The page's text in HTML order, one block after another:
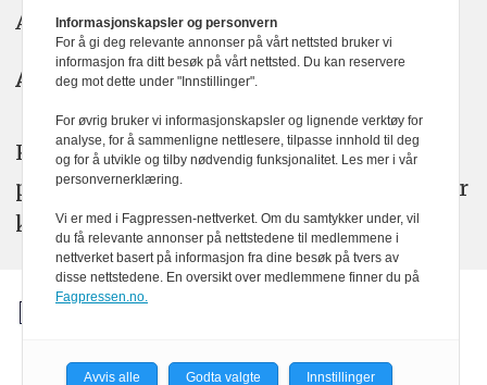
Annonse: annonse@watchmedia.no
Abonnement:kom24@watchmedia.no
KOM24 arbeider etter Vær Varsom-
plakatens regler for god presseskikk. Her
kan du lese mer omPFUsarbeid.
Informasjonskapsler og personvern
For å gi deg relevante annonser på vårt nettsted bruker vi
informasjon fra ditt besøk på vårt nettsted. Du kan reservere
deg mot dette under "Innstillinger".
For øvrig bruker vi informasjonskapsler og lignende verktøy for
analyse, for å sammenligne nettlesere, tilpasse innhold til deg
og for å utvikle og tilby nødvendig funksjonalitet. Les mer i vår
personvernerklæring.
Vi er med i Fagpressen-nettverket. Om du samtykker under, vil
du få relevante annonser på nettstedene til medlemmene i
nettverket basert på informasjon fra dine besøk på tvers av
disse nettstedene. En oversikt over medlemmene finner du på
Fagpressen.no.
Avvis alle Godta valgte Innstillinger